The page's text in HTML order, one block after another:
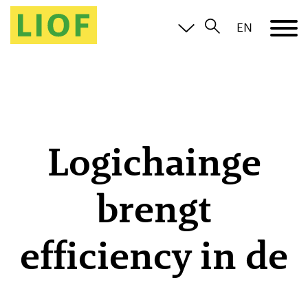
EN
Logichainge
brengt
efficiency in de